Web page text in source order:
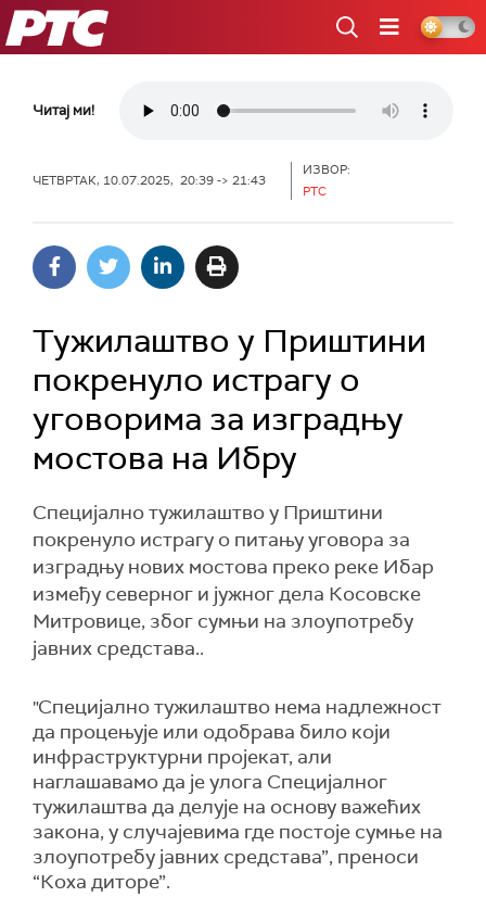
РТС
Читај ми!
ЧЕТВРТАК, 10.07.2025, 20:39 -> 21:43
ИЗВОР:
РТС
Тужилаштво у Приштини
покренуло истрагу о
уговорима за изградњу
мостова на Ибру
Специјално тужилаштво у Приштини
покренуло истрагу о питању уговора за
изградњу нових мостова преко реке Ибар
између северног и јужног дела Косовске
Митровице, због сумњи на злоупотребу
јавних средстава..
"Специјално тужилаштво нема надлежност
да процењује или одобрава било који
инфраструктурни пројекат, али
наглашавамо да је улога Специјалног
тужилаштва да делује на основу важећих
закона, у случајевима где постоје сумње на
злоупотребу јавних средстава”, преноси
“Коха диторе”.